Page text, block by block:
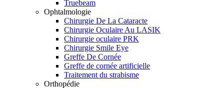
Truebeam
Ophtalmologie
Chirurgie De La Cataracte
Chirurgie Oculaire Au LASIK
Chirurgie oculaire PRK
Chirurgie Smile Eye
Greffe De Cornée
Greffe de cornée artificielle
Traitement du strabisme
Orthopédie